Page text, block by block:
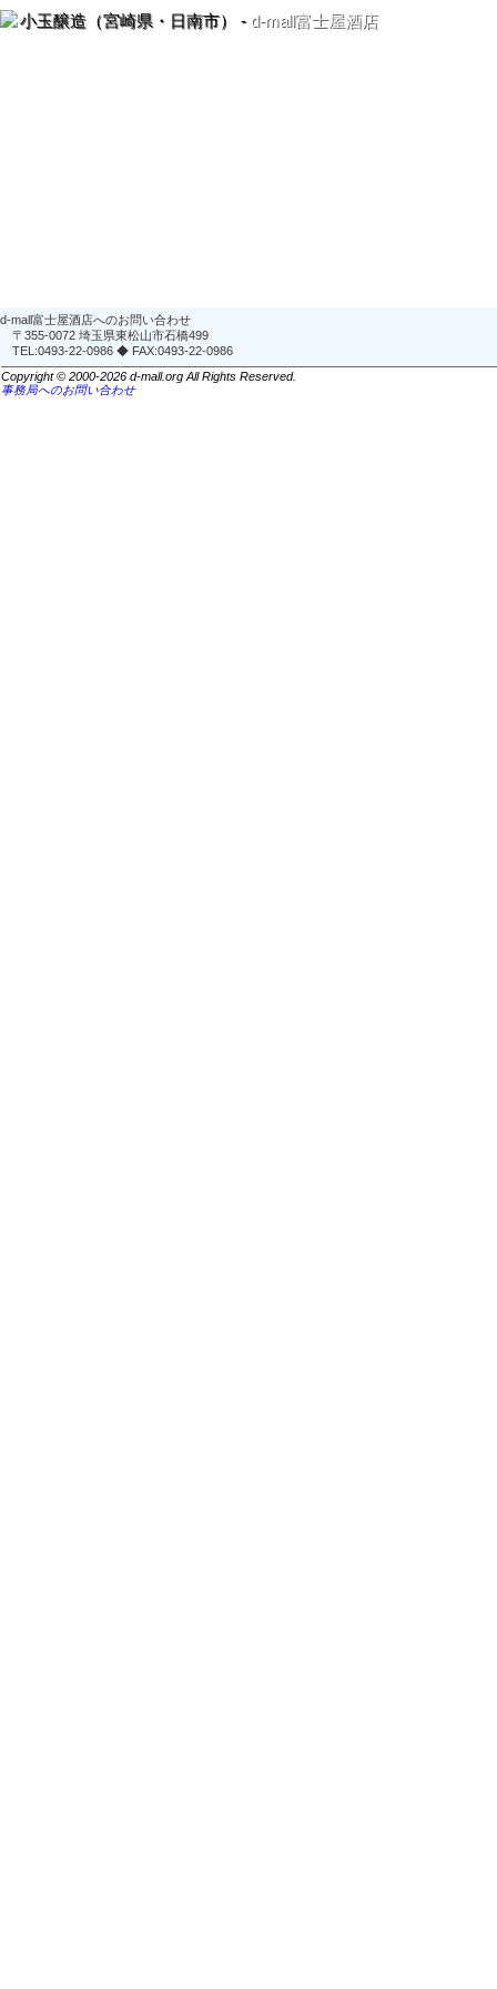
小玉醸造（宮崎県・日南市） - d-mall富士屋酒店
d-mall富士屋酒店へのお問い合わせ
〒355-0072 埼玉県東松山市石橋499
TEL:0493-22-0986 ◆ FAX:0493-22-0986
Copyright © 2000-2026 d-mall.org All Rights Reserved.
事務局へのお問い合わせ